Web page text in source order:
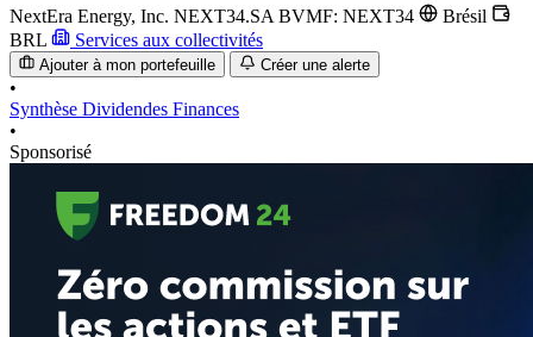
NextEra Energy, Inc. NEXT34.SA BVMF: NEXT34
Brésil
BRL
Services aux collectivités
Ajouter à mon portefeuille Créer une alerte
•
Synthèse Dividendes Finances
•
Sponsorisé